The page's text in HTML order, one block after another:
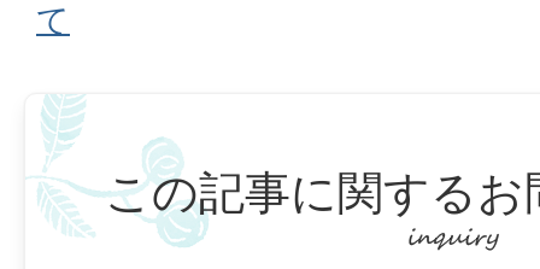
て
この記事に関するお